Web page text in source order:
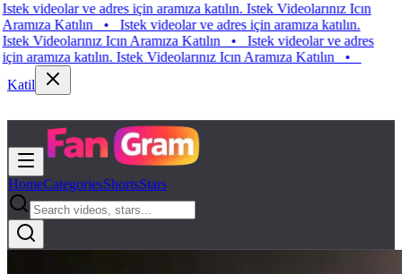
ve adres için aramıza katılın. Istek Videolarınız Icın
Katılın•Istek videolar ve adres için aramıza katılın.
Icın Aramıza Katılın•Istek videolar ve adres
katılın. Istek Videolarınız Icın Aramıza Katılın•
Katil
HomeCategoriesShortsStars